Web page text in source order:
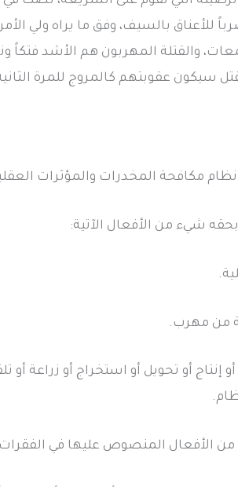
للأعناق بالسيف، وفق ما يراه ولي
والقتلة المهربون هم الأشد فتكاً
سيكون عقوبتهم كالمروج للمرة
مكافحة المخدرات والمؤثرات
شيء من الأفعال الآتية:
إنتاج أو تحويل أو استخراج أو زراعة